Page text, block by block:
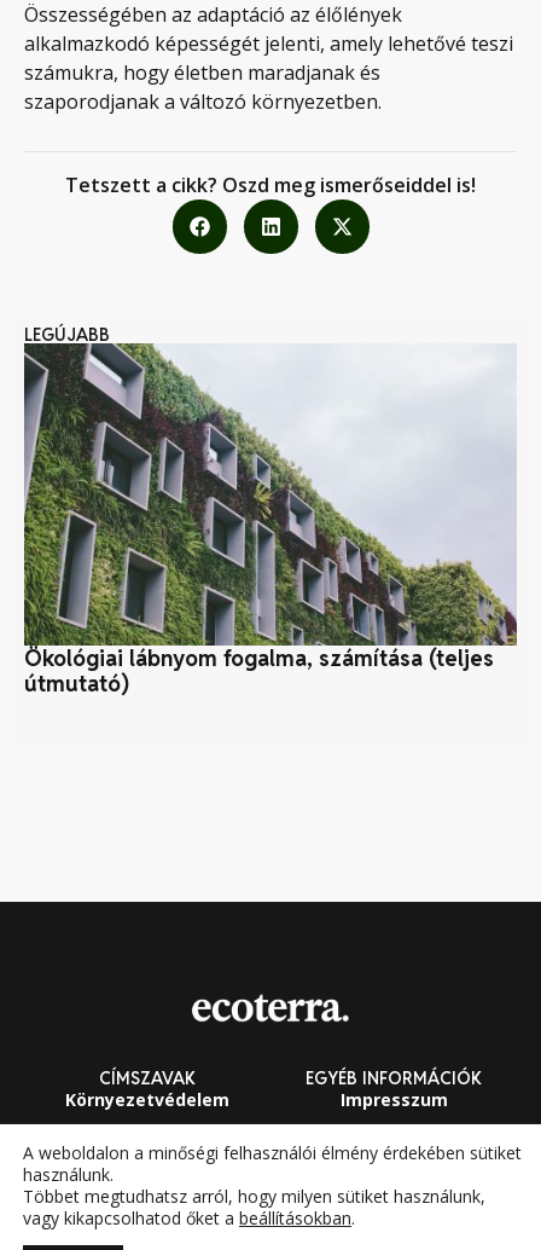
Összességében az adaptáció az élőlények
alkalmazkodó képességét jelenti, amely lehetővé teszi
számukra, hogy életben maradjanak és
szaporodjanak a változó környezetben.
Tetszett a cikk? Oszd meg ismerőseiddel is!
LEGÚJABB
Ökológiai lábnyom fogalma, számítása (teljes
útmutató)
CÍMSZAVAK
Környezetvédelem
Fenntarthatóság
Megújuló energia
EGYÉB INFORMÁCIÓK
Impresszum
Általános Szerződési
Feltételek
A weboldalon a minőségi felhasználói élmény érdekében sütiket
használunk.
Többet megtudhatsz arról, hogy milyen sütiket használunk,
vagy kikapcsolhatod őket a beállításokban.